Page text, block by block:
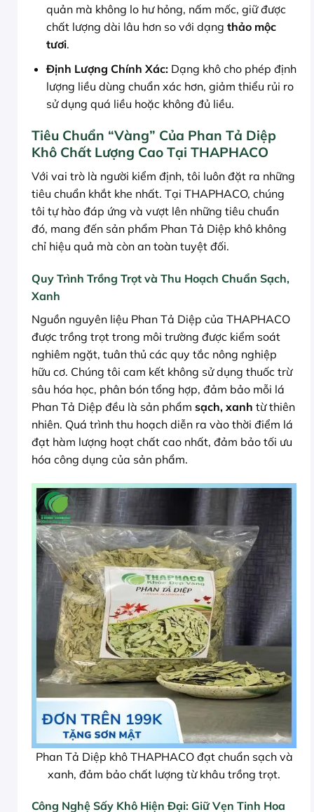
quản mà không lo hư hỏng, nấm mốc, giữ được
chất lượng dài lâu hơn so với dạng thảo mộc
tươi.
Định Lượng Chính Xác:Dạng khô cho phép định
lượng liều dùng chuẩn xác hơn, giảm thiểu rủi ro
sử dụng quá liều hoặc không đủ liều.
Tiêu Chuẩn “Vàng” Của Phan Tả Diệp
Khô Chất Lượng Cao Tại THAPHACO
Với vai trò là người kiểm định, tôi luôn đặt ra những
tiêu chuẩn khắt khe nhất. Tại THAPHACO, chúng
tôi tự hào đáp ứng và vượt lên những tiêu chuẩn
đó, mang đến sản phẩm Phan Tả Diệp khô không
chỉ hiệu quả mà còn an toàn tuyệt đối.
Quy Trình Trồng Trọt và Thu Hoạch Chuẩn Sạch,
Xanh
Nguồn nguyên liệu Phan Tả Diệp của THAPHACO
được trồng trọt trong môi trường được kiểm soát
nghiêm ngặt, tuân thủ các quy tắc nông nghiệp
hữu cơ. Chúng tôi cam kết không sử dụng thuốc trừ
sâu hóa học, phân bón tổng hợp, đảm bảo mỗi lá
Phan Tả Diệp đều là sản phẩm sạch, xanh từ thiên
nhiên. Quá trình thu hoạch diễn ra vào thời điểm lá
đạt hàm lượng hoạt chất cao nhất, đảm bảo tối ưu
hóa công dụng của sản phẩm.
Phan Tả Diệp khô THAPHACO đạt chuẩn sạch và
xanh, đảm bảo chất lượng từ khâu trồng trọt.
Công Nghệ Sấy Khô Hiện Đại: Giữ Vẹn Tinh Hoa